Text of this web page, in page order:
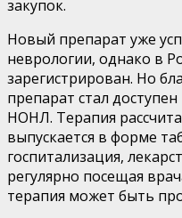
закупок.
Новый препарат уже
неврологии, однако в
зарегистрирован. Но
препарат стал
НОНЛ. Терапия
выпускается в форме
госпитализация,
регулярно посещая
терапия может быть